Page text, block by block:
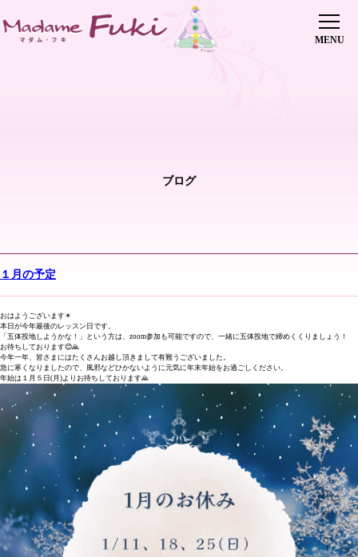
ブログ
１月の予定
おはようございます☀
本日が今年最後のレッスン日です。
「五体投地しようかな！」という方は、zoom参加も可能ですので、一緒に五体投地で締めくくりましょう！
お待ちしております😊🙏
今年一年、皆さまにはたくさんお越し頂きまして有難うございました。
急に寒くなりましたので、風邪などひかないように元気に年末年始をお過ごしください。
年始は１月５日(月)よりお待ちしております🙏
初めての方へ
レッスン・会費
講師紹介
0745-70-5515